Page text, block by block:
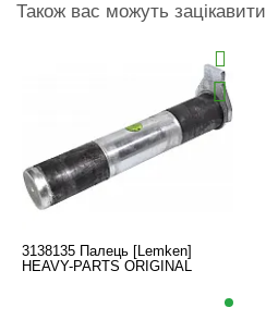
Також вас можуть зацікавити
3138135 Палець [Lemken]
HEAVY-PARTS ORIGINAL